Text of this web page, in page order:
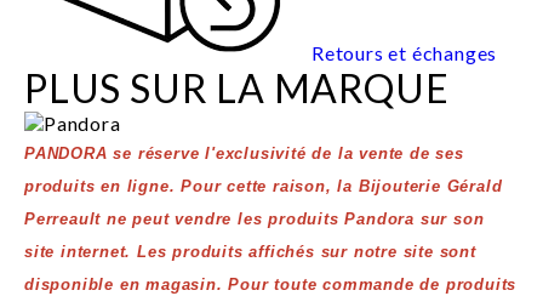
Retours et échanges
PLUS SUR LA MARQUE
PANDORA se réserve l'exclusivité de la vente de ses
produits en ligne. Pour cette raison, la Bijouterie Gérald
Perreault ne peut vendre les produits Pandora sur son
site internet. Les produits affichés sur notre site sont
disponible en magasin. Pour toute commande de produits